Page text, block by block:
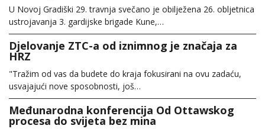
U Novoj Gradiški 29. travnja svečano je obilježena 26. obljetnica
ustrojavanja 3. gardijske brigade Kune,…
Djelovanje ZTC-a od iznimnog je značaja za
HRZ
"Tražim od vas da budete do kraja fokusirani na ovu zadaću,
usvajajući nove sposobnosti, još…
Međunarodna konferencija Od Ottawskog
procesa do svijeta bez mina